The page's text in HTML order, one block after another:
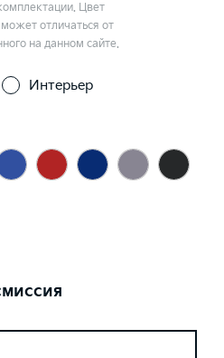
Цвет
отличаться от
на данном сайте.
Интерьер